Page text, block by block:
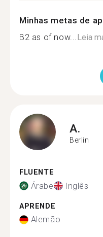
Minhas metas de
B2 as of now...Leia
A.
Berlin
FLUENTE
Árabe Inglês
APRENDE
Alemão